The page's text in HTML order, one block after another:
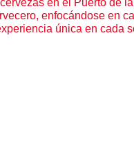
en el Puerto de
enfocándose en
única en cada